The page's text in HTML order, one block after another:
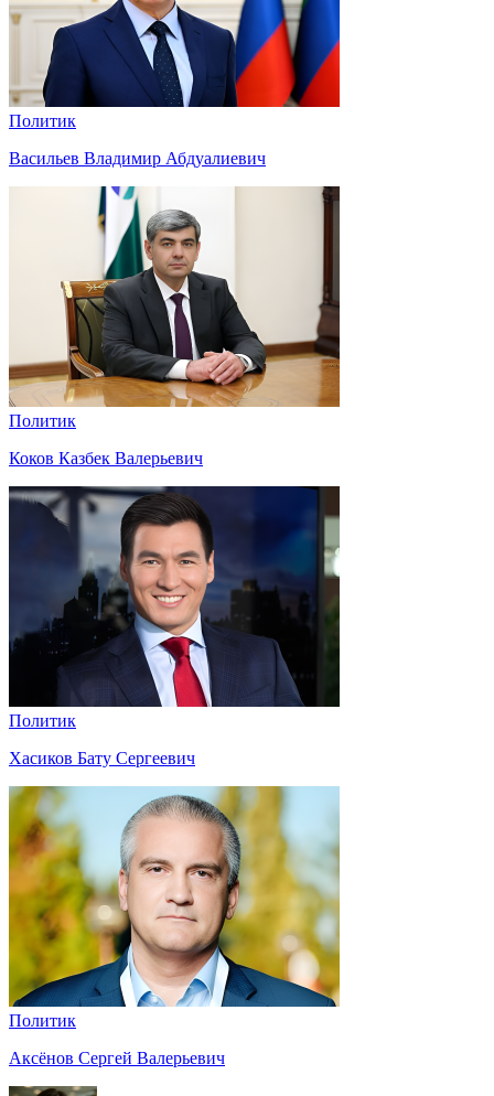
Политик
Васильев Владимир Абдуалиевич
Политик
Коков Казбек Валерьевич
Политик
Хасиков Бату Сергеевич
Политик
Аксёнов Сергей Валерьевич